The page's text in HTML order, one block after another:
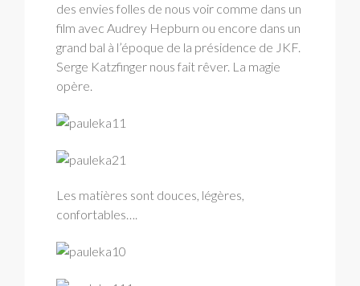
des envies folles de nous voir comme dans un
film avec Audrey Hepburn ou encore dans un
grand bal à l’époque de la présidence de JKF.
Serge Katzfinger nous fait rêver. La magie
opère.
Les matières sont douces, légères,
confortables….